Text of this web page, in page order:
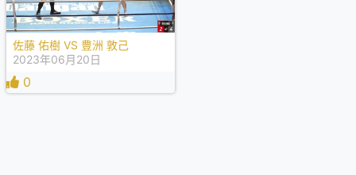
佐藤 佑樹 VS 豊洲 敦己
2023年06月20日
0